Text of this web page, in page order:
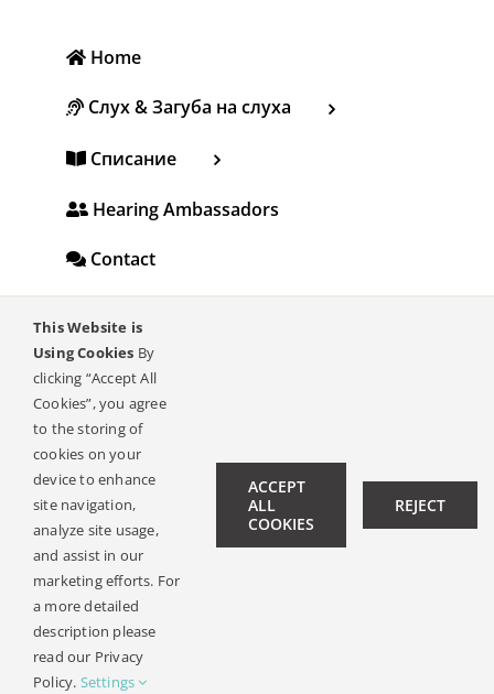
Home
Слух & Загуба на слуха
Списание
Hearing Ambassadors
Contact
© Copyright 2019 -
| Design:
This Website is
Using Cookies By
clicking “Accept All
Cookies”, you agree
to the storing of
cookies on your
device to enhance
site navigation,
analyze site usage,
and assist in our
marketing efforts. For
a more detailed
description please
read our Privacy
Policy. Settings
ACCEPT
ALL
COOKIES
REJECT